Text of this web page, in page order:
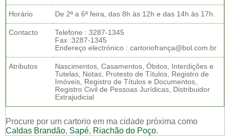
Horário De 2ª a 6ª feira, das 8h às 12h e das 14h às 17h.
Contacto
Telefone : 3287-1345
Fax :3287-1345
Endereço electrónico : cartoriofrança@bol.com.br
Atributos
Nascimentos, Casamentos, Óbitos, Interdições e
Tutelas, Notas, Protesto de Títulos, Registro de
Imóveis, Registro de Títulos e Documentos,
Registro Civil de Pessoas Jurídicas, Distribuidor
Extrajudicial
Procure por um cartorio em ma cidade próxima como
Caldas Brandão, Sapé, Riachão do Poço.